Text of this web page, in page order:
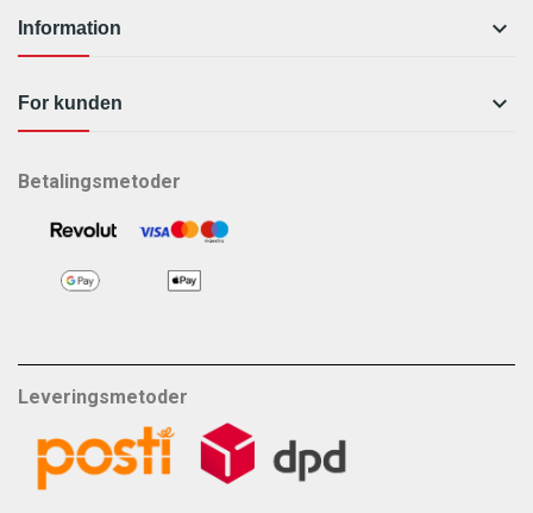
Information 
For kunden 
Betalingsmetoder
Leveringsmetoder